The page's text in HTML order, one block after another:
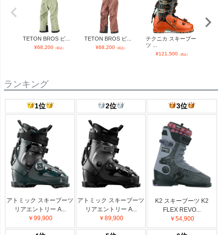
TETON BROS ビ...
¥68,200（税込）
TETON BROS ビ...
¥68,200（税込）
テクニカ スキーブー
ツ ...
¥121,500（税込）
ランキング
1位 2位 3位
アトミック スキーブーツ
リアエントリー A...
￥99,900
アトミック スキーブーツ
リアエントリー A...
￥89,900
K2 スキーブーツ K2
FLEX REVO...
￥54,900